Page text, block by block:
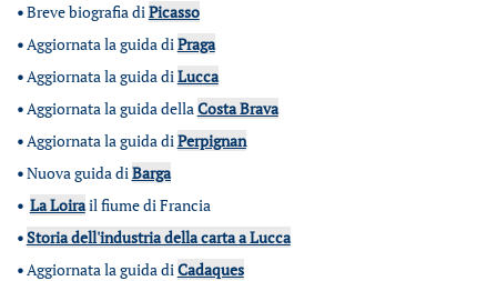
•Breve biografia diPicasso
•Aggiornata la guida diPraga
•Aggiornata la guida diLucca
•Aggiornata la guida dellaCosta Brava
•Aggiornata la guida diPerpignan
•Nuova guida diBarga
• La Loirail fiume di Francia
•Storia dell'industria della carta a Lucca
•Aggiornata la guida diCadaques